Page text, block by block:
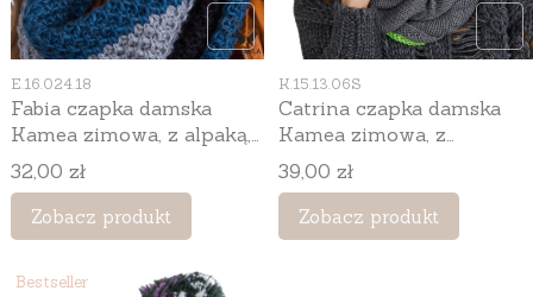
Kod produktu
E.16.024.18
Fabia czapka damska
Kamea zimowa, z alpaką,
moherem i wełną, rozmiar
uniwersalny 54–60 cm,
kolor turkusowy
Cena
32,00 zł
Zobacz produkt
Kod produktu
K.15.13.06S
Catrina czapka damska
Kamea zimowa, z
pomponem, 70% wełny,
rozmiar uniwersalny 54–
60 cm, kolor szary i
zielony
Cena
39,00 zł
Zobacz produkt
Bestseller